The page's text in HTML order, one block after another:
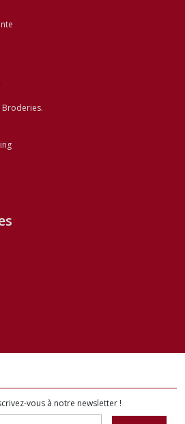
Broderies.
vous à notre newsletter !